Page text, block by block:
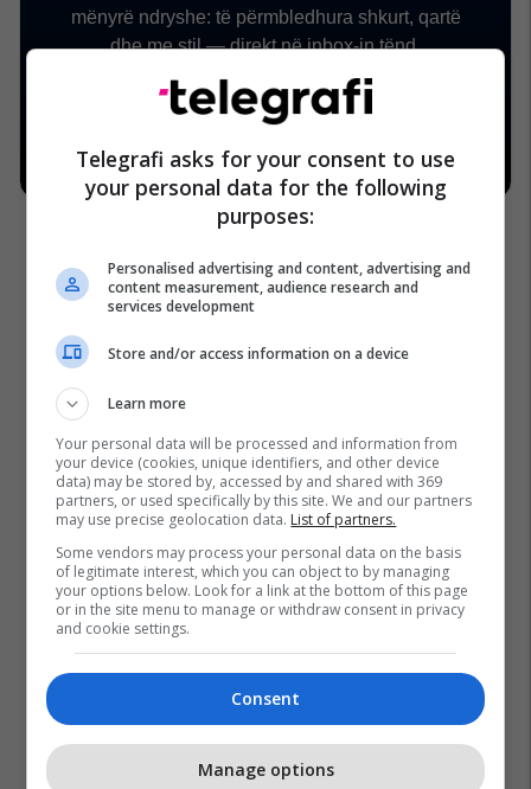
Telegrafi asks for your consent to use
your personal data for the following
purposes:
Personalised advertising and content, advertising and
content measurement, audience research and
services development
Store and/or access information on a device
Learn more
Your personal data will be processed and information from
your device (cookies, unique identifiers, and other device
data) may be stored by, accessed by and shared with 369
partners, or used specifically by this site. We and our partners
may use precise geolocation data. List of partners.
Some vendors may process your personal data on the basis
of legitimate interest, which you can object to by managing
your options below. Look for a link at the bottom of this page
or in the site menu to manage or withdraw consent in privacy
and cookie settings.
Consent
Manage options